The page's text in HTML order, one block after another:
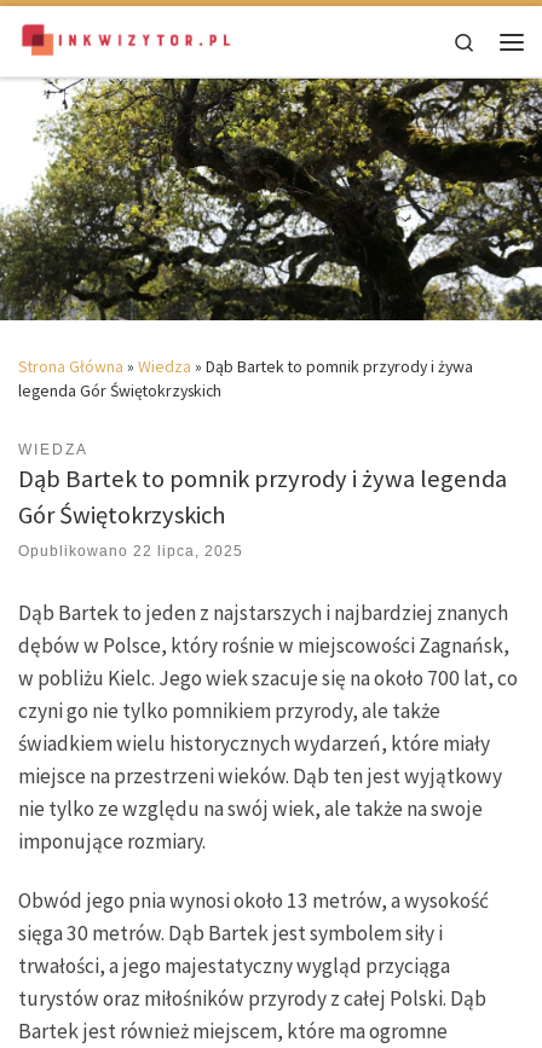
Skip to content
Search
Strona Główna » Wiedza » Dąb Bartek to pomnik przyrody i żywa
legenda Gór Świętokrzyskich
WIEDZA
Dąb Bartek to pomnik przyrody i żywa legenda
Gór Świętokrzyskich
Opublikowano 22 lipca, 2025
Dąb Bartek to jeden z najstarszych i najbardziej znanych
dębów w Polsce, który rośnie w miejscowości Zagnańsk,
w pobliżu Kielc. Jego wiek szacuje się na około 700 lat, co
czyni go nie tylko pomnikiem przyrody, ale także
świadkiem wielu historycznych wydarzeń, które miały
miejsce na przestrzeni wieków. Dąb ten jest wyjątkowy
nie tylko ze względu na swój wiek, ale także na swoje
imponujące rozmiary.
Obwód jego pnia wynosi około 13 metrów, a wysokość
sięga 30 metrów. Dąb Bartek jest symbolem siły i
trwałości, a jego majestatyczny wygląd przyciąga
turystów oraz miłośników przyrody z całej Polski. Dąb
Bartek jest również miejscem, które ma ogromne